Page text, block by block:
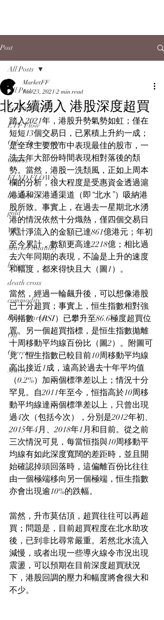
Post
All Posts
Equity Market
ETF Flow
Other Investments
Others
FUND FLOWS
Backtest
gold
VIX
Market volatility
bitcoin
death cross
commodity
Bond Market
Oil
Currency
Macro
All Posts
北水續湧入 港股深度超買
MarketFF
Jan 23, 2021 2 min read
踏入2021年，港股升勢氣勢如虹；僅在
短短13個交易日，已累積上升約一成；
是全球主要股市中表現最佳的股市，一
洗去年大部份時間表現相對落後的頽
勢。當然，港股一洗頽風，正如上周本
欄的分析，很大程度是受惠資金透過滬
港通和深港通渠道（即“北水”）吸納港
股所致。事實上，在過去一星期北水湧
港的情況依然十分熾熱，僅四個交易日
累計淨流入的金額已達861億港元；年初
至今累計，數額更高達2218億；相比過
去六年同期的表現，不論是上升的速度
和幅度，都來得快且大（圖1）。
當然，經過一輪飆升後，可以想像港股
已十分超買；事實上，恒生指數相對強
弱指數（RSI）已攀升至86.6極度超買位
置。另一個超買指標，是恒生指數拋離
十周移動平均線百份比（圖2）。附圖可
見，恒生指數已較目前10周移動平均線
高出接近1成，遠高於過去十年平均值
（0.2%）加兩個標準差以上；情況十分
罕見。自2011年至今，恒指高於10周移
動平均線達兩個標準差以上，只曾出現
過4次（包括今次），分別是2012年初、
2015年4月、2018年1月和目前。從之前
三次情況可見，每當恒指與10周移動平
均線有如此深度寬闊的差距時，並且開
始確認掉頭回落時，這偏離百份比往往
由一個極端移向另一個極端，恒生指數
亦會出現逾10%的跌幅。
當然，升市莫估頂，超買往往可以再超
買；問題是，目前超買程度在北水助攻
後，已到非比尋常嚴重。若然北水流入
減慢，或者出現一些導火線令市況出現
震盪，可以預期在目前深度超買狀況
下，港股回調的壓力和幅度將會很大和
不少。